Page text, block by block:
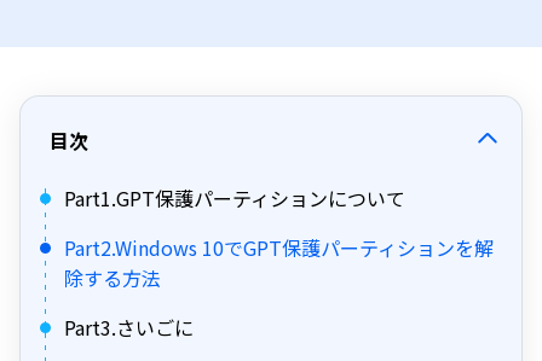
目次
Part1.GPT保護パーティションについて
Part2.Windows 10でGPT保護パーティションを解
除する方法
Part3.さいごに